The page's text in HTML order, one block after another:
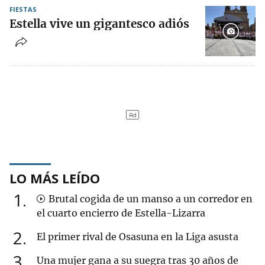
FIESTAS
Estella vive un gigantesco adiós
LO MÁS LEÍDO
1
Brutal cogida de un manso a un corredor en
el cuarto encierro de Estella-Lizarra
2 El primer rival de Osasuna en la Liga asusta
Una mujer gana a su suegra tras 30 años de